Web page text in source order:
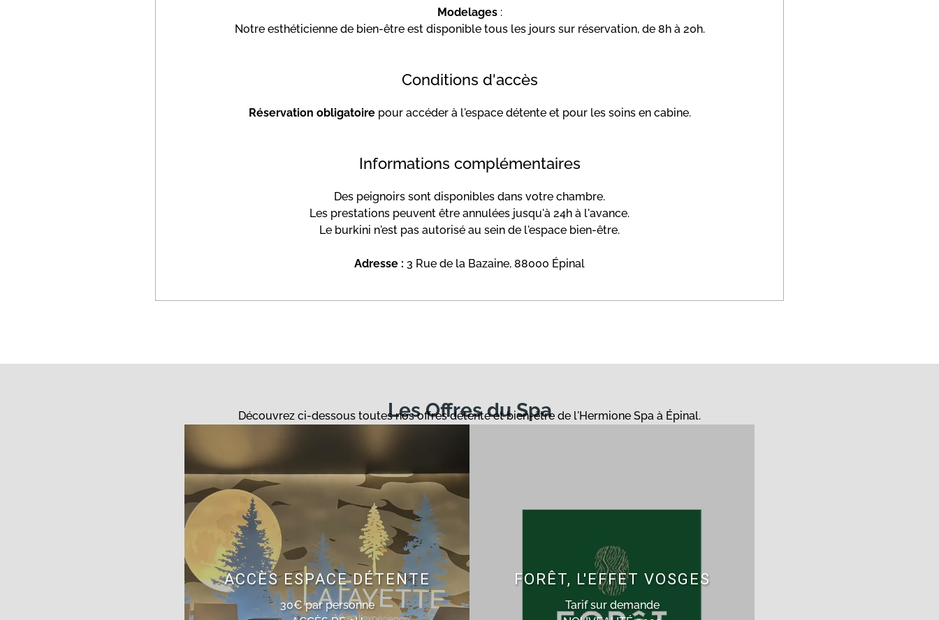
Modelages :
Notre esthéticienne de bien-être est disponible tous les jours sur réservation, de 8h à 20h.
Conditions d'accès
Réservation obligatoire pour accéder à l'espace détente et pour les soins en cabine.
Informations complémentaires
Des peignoirs sont disponibles dans votre chambre.
Les prestations peuvent être annulées jusqu'à 24h à l'avance.
Le burkini n'est pas autorisé au sein de l'espace bien-être.
Adresse : 3 Rue de la Bazaine, 88000 Épinal
Les Offres du Spa
Découvrez ci-dessous toutes nos offres détente et bien-être de l'Hermione Spa à Épinal.
ACCÈS ESPACE DÉTENTE
30€ par personne
FORÊT, L'EFFET VOSGES
Tarif sur demande